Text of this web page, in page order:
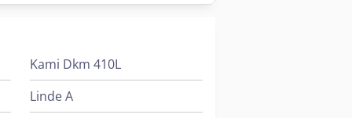
Kami Dkm 410L
Linde A